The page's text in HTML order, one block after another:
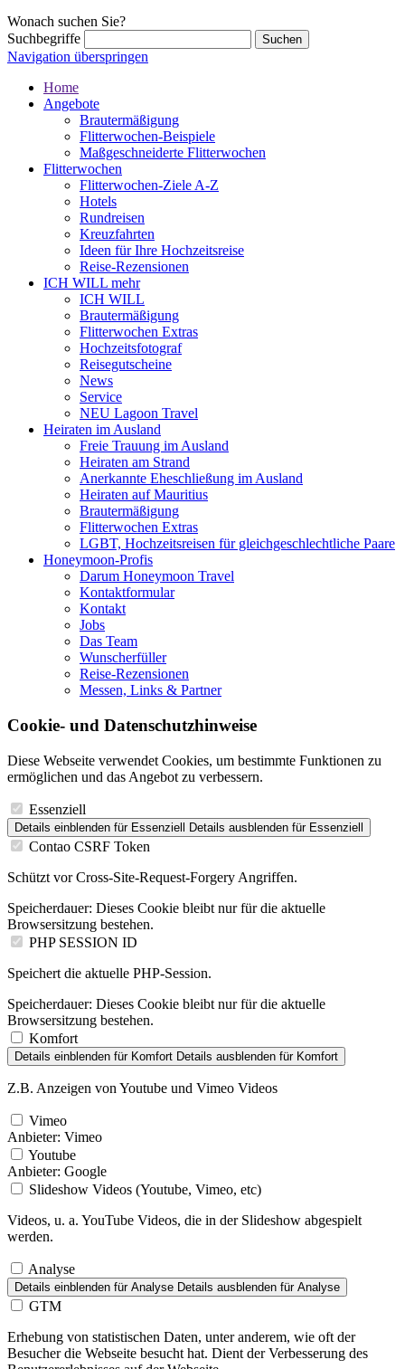
Wonach suchen Sie?
Suchbegriffe
Navigation überspringen
Home
Angebote
Brautermäßigung
Flitterwochen-Beispiele
Maßgeschneiderte Flitterwochen
Flitterwochen
Flitterwochen-Ziele A-Z
Hotels
Rundreisen
Kreuzfahrten
Ideen für Ihre Hochzeitsreise
Reise-Rezensionen
ICH WILL mehr
ICH WILL
Brautermäßigung
Flitterwochen Extras
Hochzeitsfotograf
Reisegutscheine
News
Service
NEU Lagoon Travel
Heiraten im Ausland
Freie Trauung im Ausland
Heiraten am Strand
Anerkannte Eheschließung im Ausland
Heiraten auf Mauritius
Brautermäßigung
Flitterwochen Extras
LGBT, Hochzeitsreisen für gleichgeschlechtliche Paare
Honeymoon-Profis
Darum Honeymoon Travel
Kontaktformular
Kontakt
Jobs
Das Team
Wunscherfüller
Reise-Rezensionen
Messen, Links & Partner
Cookie- und Datenschutzhinweise
Diese Webseite verwendet Cookies, um bestimmte Funktionen zu
ermöglichen und das Angebot zu verbessern.
Essenziell
Details einblenden für Essenziell Details ausblenden für Essenziell
Contao CSRF Token
Schützt vor Cross-Site-Request-Forgery Angriffen.
Speicherdauer: Dieses Cookie bleibt nur für die aktuelle
Browsersitzung bestehen.
PHP SESSION ID
Speichert die aktuelle PHP-Session.
Speicherdauer: Dieses Cookie bleibt nur für die aktuelle
Browsersitzung bestehen.
Komfort
Details einblenden für Komfort Details ausblenden für Komfort
Z.B. Anzeigen von Youtube und Vimeo Videos
Vimeo
Anbieter: Vimeo
Youtube
Anbieter: Google
Slideshow Videos (Youtube, Vimeo, etc)
Videos, u. a. YouTube Videos, die in der Slideshow abgespielt
werden.
Analyse
Details einblenden für Analyse Details ausblenden für Analyse
GTM
Erhebung von statistischen Daten, unter anderem, wie oft der
Besucher die Webseite besucht hat. Dient der Verbesserung des